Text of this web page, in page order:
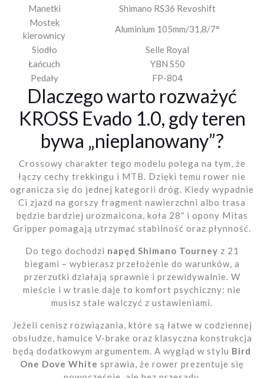
Manetki
Shimano RS36 Revoshift
Mostek
kierownicy
Aluminium 105mm/31,8/7°
Siodło
Selle Royal
Łańcuch
YBN S50
Pedały
FP-804
Dlaczego warto rozważyć
KROSS Evado 1.0, gdy teren
bywa „nieplanowany”?
Crossowy charakter tego modelu polega na tym, że
łączy cechy trekkingu i MTB. Dzięki temu rower nie
ogranicza się do jednej kategorii dróg. Kiedy wypadnie
Ci zjazd na gorszy fragment nawierzchni albo trasa
będzie bardziej urozmaicona, koła 28″ i opony Mitas
Gripper pomagają utrzymać stabilność oraz płynność.
Do tego dochodzi napęd Shimano Tourney z 21
biegami – wybierasz przełożenie do warunków, a
przerzutki działają sprawnie i przewidywalnie. W
mieście i w trasie daje to komfort psychiczny: nie
musisz stale walczyć z ustawieniami.
Jeżeli cenisz rozwiązania, które są łatwe w codziennej
obsłudze, hamulce V-brake oraz klasyczna konstrukcja
będą dodatkowym argumentem. A wygląd w stylu Bird
One Dove White sprawia, że rower prezentuje się